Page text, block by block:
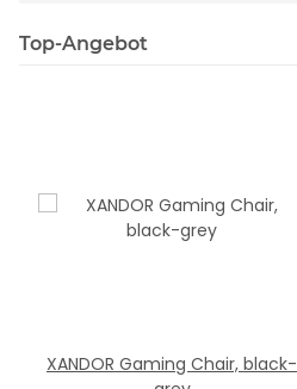
Top-Angebot
XANDOR Gaming Chair, black-